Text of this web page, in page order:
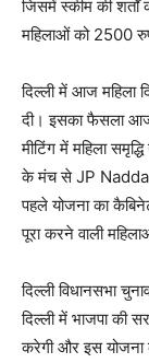
जिसमें स्कीम की
महिलाओं को 2500
दिल्ली में आज महिला
दी। इसका फैसला आज
मीटिंग में महिला
के मंच से JP Nadda
पहले योजना का
पूरा करने वाली
दिल्ली विधानसभा
दिल्ली में भाजपा की
करेगी और इस